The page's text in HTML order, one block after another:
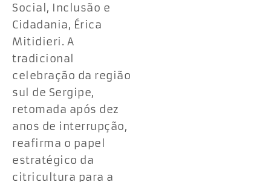
Social, Inclusão e
Cidadania, Érica
Mitidieri. A
tradicional
celebração da região
sul de Sergipe,
retomada após dez
anos de interrupção,
reafirma o papel
estratégico da
citricultura para a